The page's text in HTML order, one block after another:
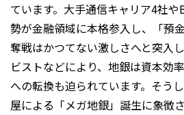
ています。大手通信キャリア4社
勢が金融領域に本格参入し、「預
奪戦はかつてない激しさへと突入
ビストなどにより、地銀は資本効
への転換も迫られています。そう
屋による「メガ地銀」誕生に象徴